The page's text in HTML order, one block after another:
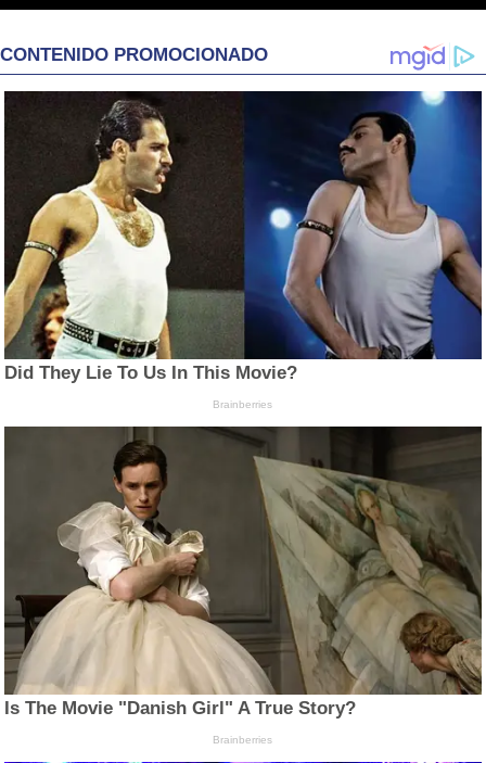
CONTENIDO PROMOCIONADO
Did They Lie To Us In This Movie?
Brainberries
Is The Movie "Danish Girl" A True Story?
Brainberries